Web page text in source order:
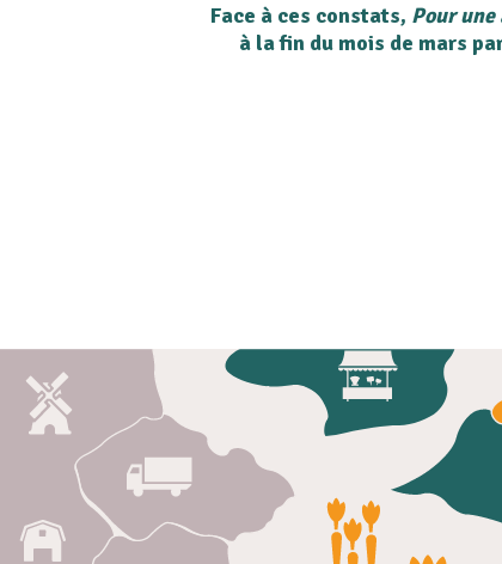
Face à ces constats, Pour une
à la fin du mois de mars